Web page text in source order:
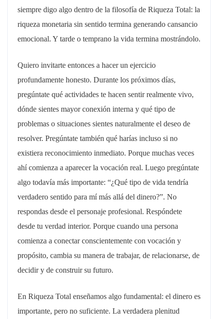
siempre digo algo dentro de la filosofía de Riqueza Total: la
riqueza monetaria sin sentido termina generando cansancio
emocional. Y tarde o temprano la vida termina mostrándolo.
Quiero invitarte entonces a hacer un ejercicio
profundamente honesto. Durante los próximos días,
pregúntate qué actividades te hacen sentir realmente vivo,
dónde sientes mayor conexión interna y qué tipo de
problemas o situaciones sientes naturalmente el deseo de
resolver. Pregúntate también qué harías incluso si no
existiera reconocimiento inmediato. Porque muchas veces
ahí comienza a aparecer la vocación real. Luego pregúntate
algo todavía más importante: “¿Qué tipo de vida tendría
verdadero sentido para mí más allá del dinero?”. No
respondas desde el personaje profesional. Respóndete
desde tu verdad interior. Porque cuando una persona
comienza a conectar conscientemente con vocación y
propósito, cambia su manera de trabajar, de relacionarse, de
decidir y de construir su futuro.
En Riqueza Total enseñamos algo fundamental: el dinero es
importante, pero no suficiente. La verdadera plenitud